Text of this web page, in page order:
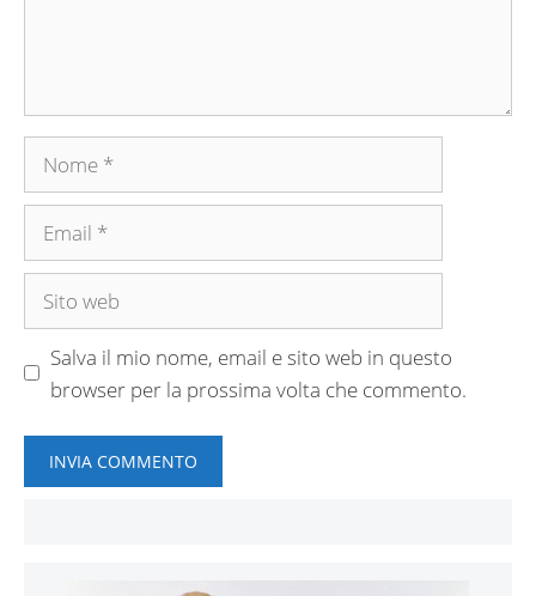
Nome
Email
Sito
Salva il mio nome, email e sito web in questo
browser per la prossima volta che commento.